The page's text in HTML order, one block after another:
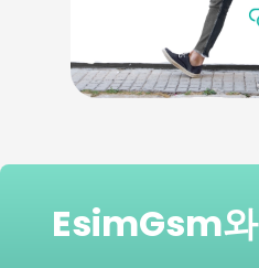
EsimGsm